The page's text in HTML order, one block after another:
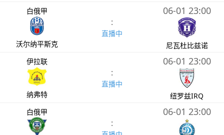
白俄甲
沃尔纳平斯克
:
直播中
06-01 23:00
尼瓦杜比兹诺
伊拉联
纳弗特
:
直播中
06-01 23:00
纽罗兹IRQ
白俄甲
:
06-01 23:00